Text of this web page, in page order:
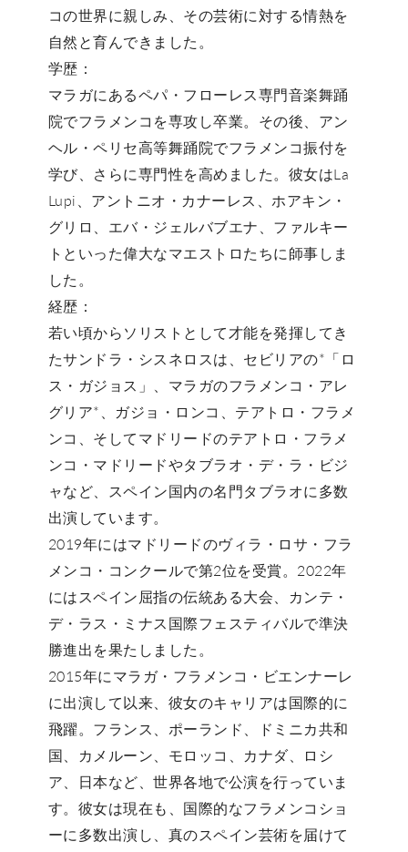
コの世界に親しみ、その芸術に対する情熱を
自然と育んできました。
学歴：
マラガにあるペパ・フローレス専門音楽舞踊
院でフラメンコを専攻し卒業。その後、 アン
ヘル・ペリセ高等舞踊院でフラメンコ振付を
学び、さらに専門性を高めました。彼女はLa
Lupi、アントニオ・カナーレス、ホアキン・
グリロ、エバ・ジェルバブエナ、ファルキー
トといった偉大なマエストロたちに師事しま
した。
経歴：
若い頃からソリストとして才能を発揮してき
たサンドラ・シスネロスは、セビリアの*「ロ
ス・ガジョス」 、マラガのフラメンコ・アレ
グリア*、 ガジョ・ロンコ 、 テアトロ・フラメ
ンコ 、そしてマドリードのテアトロ・フラメ
ンコ・マドリードやタブラオ・デ・ラ・ビジ
ャなど、スペイン国内の名門タブラオに多数
出演しています。
2019年にはマドリードのヴィラ・ロサ・フラ
メンコ・コンクールで第2位を受賞。2022年
にはスペイン屈指の伝統ある大会、 カンテ・
デ・ラス・ミナス国際フェスティバルで準決
勝進出を果たしました。
2015年にマラガ・フラメンコ・ビエンナーレ
に出演して以来、彼女のキャリアは国際的に
飛躍。フランス、ポーランド、ドミニカ共和
国、カメルーン、モロッコ、カナダ、ロシ
ア、日本など、世界各地で公演を行っていま
す。彼女は現在も、国際的なフラメンコショ
ーに多数出演し、真のスペイン芸術を届けて